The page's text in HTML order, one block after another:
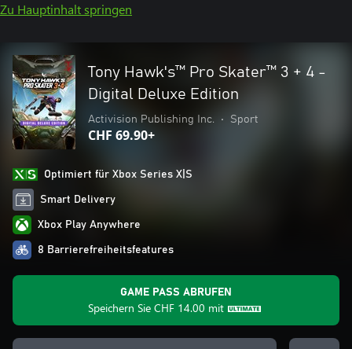
Zu Hauptinhalt springen
Tony Hawk's™ Pro Skater™ 3 + 4 -
Digital Deluxe Edition
Activision Publishing Inc. • Sport
CHF 69.90+
Optimiert für Xbox Series X|S
Smart Delivery
Xbox Play Anywhere
8 Barrierefreiheitsfeatures
GAME PASS ABRUFEN
Speichern Sie CHF 14.00 mit